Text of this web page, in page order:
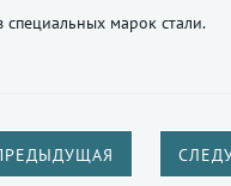
специальных марок стали.